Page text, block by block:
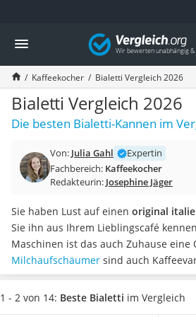
Die beliebtesten Vergleiche nach Kategorie
Haushalt
Wassersprudler
Zentralstaubsauger
Brotbackautomat
Wischroboter
Wäschespinne
Spülmaschinentabs
Akku-Staubsauger
AEG-Waschmaschine
Saug-Wisch-Roboter
Handstaubsauger
Milchaufschäumer
Kondenstrockner
Reiskocher
Vergleich
Kaffeekocher Bialetti Vergleich 2026
Bialetti Vergleich 2026
Die besten Bialetti-Kannen im
Von: Julia Gahl
Expertin
Fachbereich: Kaffeekocher
Redakteurin: Josephine Jäger
Sie haben Lust auf einen original
Sie ihn aus Ihrem Lieblingscafé
Maschinen ist das auch Zuhause eine
Milchaufschäumer sind auch
Milchkaffee oder Cappuccino
Tests zufolge speziell für den
1 - 2 von 14: Beste Bialetti im Vergleich